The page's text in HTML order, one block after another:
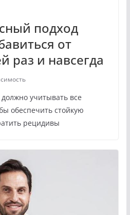
подход
от
раз и навсегда
учитывать все
обеспечить стойкую
рецидивы